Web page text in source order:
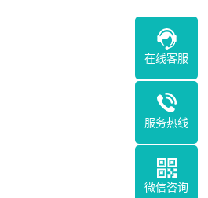
在线客服
服务热线
微信咨询